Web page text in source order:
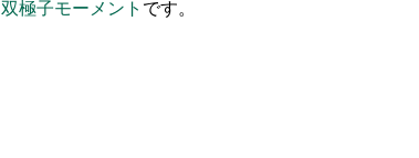
双極子モーメント です。